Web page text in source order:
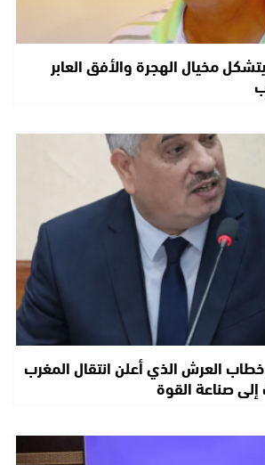
مخيال الهجرة والأفق العابر
العرش الذي أعلن انتقال المغرب
إلى صناعة القوة